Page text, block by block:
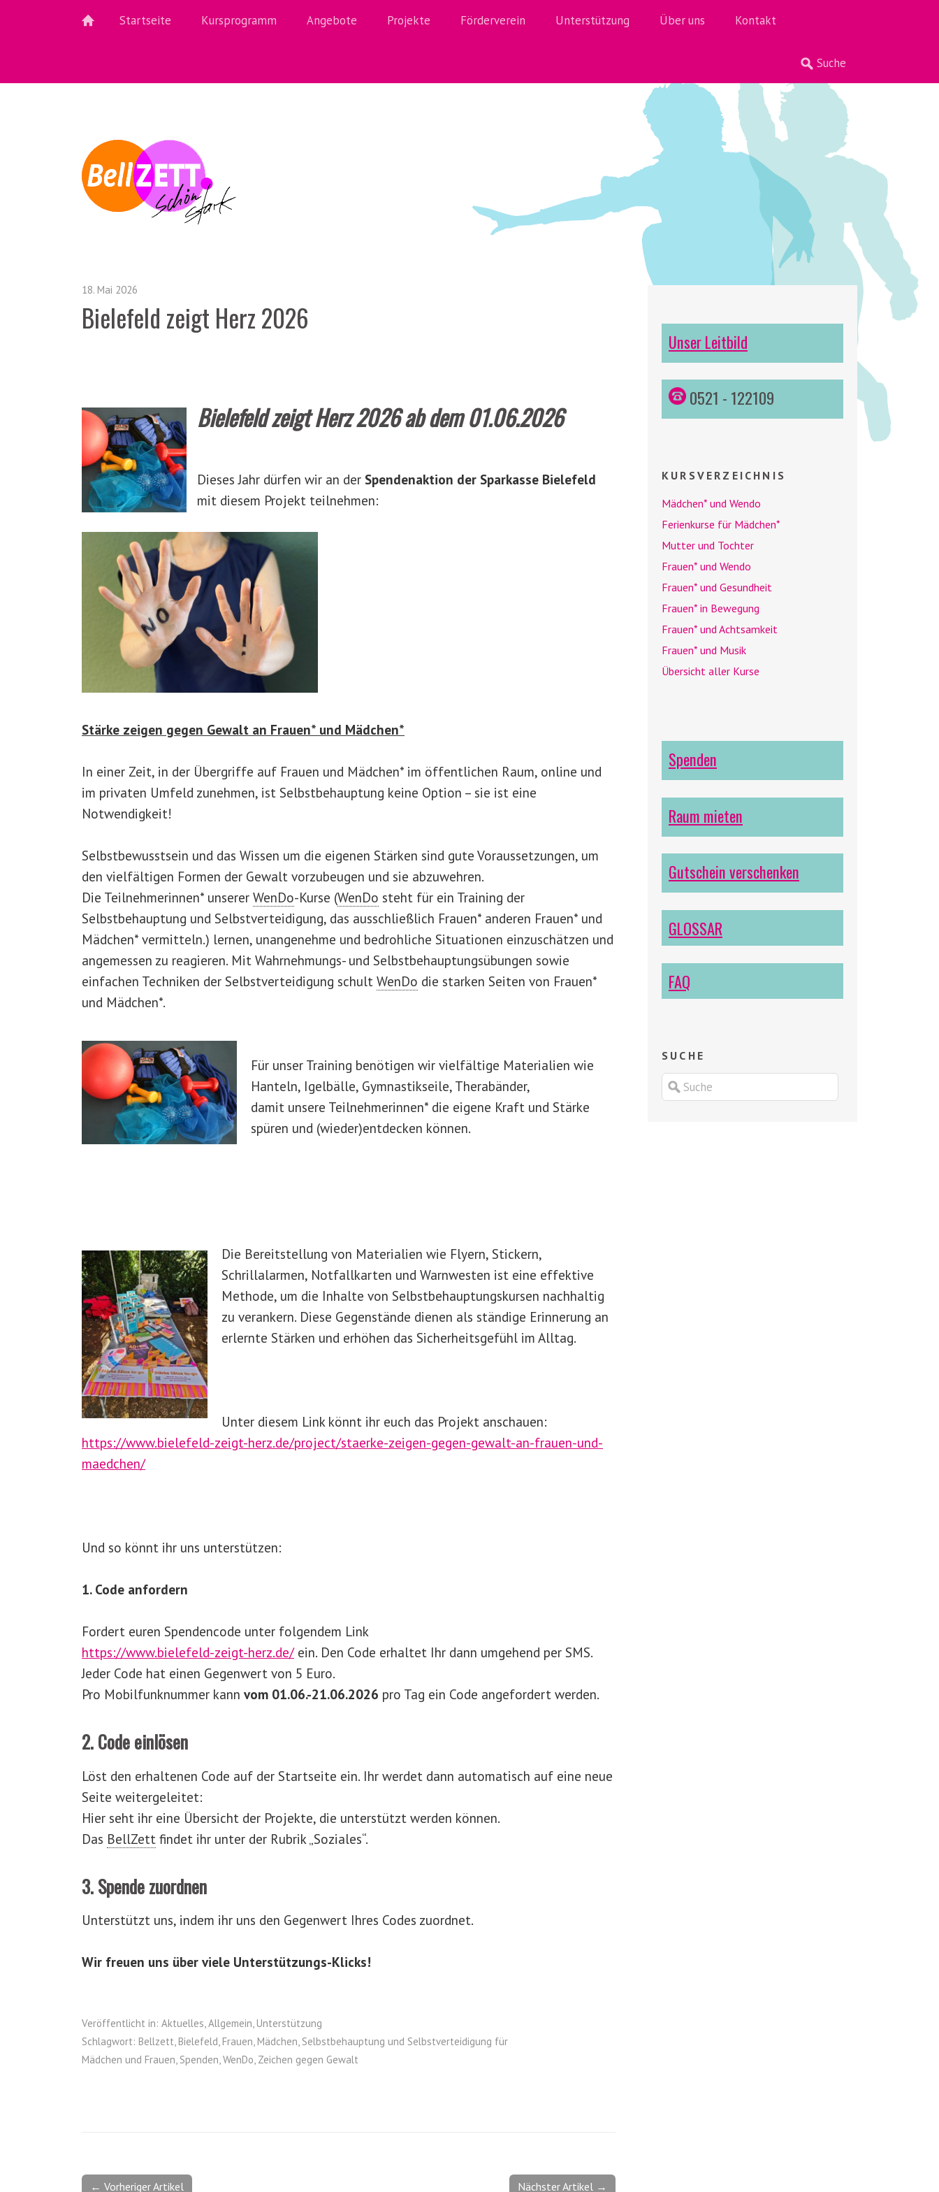
Startseite Kursprogramm Angebote Projekte Förderverein Unterstützung Über uns Kontakt
18. Mai 2026
Bielefeld zeigt Herz 2026
Bielefeld zeigt Herz 2026 ab dem 01.06.2026
Dieses Jahr dürfen wir an der Spendenaktion der Sparkasse Bielefeld
mit diesem Projekt teilnehmen:
Stärke zeigen gegen Gewalt an Frauen* und Mädchen*
In einer Zeit, in der Übergriffe auf Frauen und Mädchen* im öffentlichen Raum, online und
im privaten Umfeld zunehmen, ist Selbstbehauptung keine Option – sie ist eine
Notwendigkeit!
Selbstbewusstsein und das Wissen um die eigenen Stärken sind gute Voraussetzungen, um
den vielfältigen Formen der Gewalt vorzubeugen und sie abzuwehren.
Die Teilnehmerinnen* unserer WenDo-Kurse (WenDo steht für ein Training der
Selbstbehauptung und Selbstverteidigung, das ausschließlich Frauen* anderen Frauen* und
Mädchen* vermitteln.) lernen, unangenehme und bedrohliche Situationen einzuschätzen und
angemessen zu reagieren. Mit Wahrnehmungs- und Selbstbehauptungsübungen sowie
einfachen Techniken der Selbstverteidigung schult WenDo die starken Seiten von Frauen*
und Mädchen*.
Für unser Training benötigen wir vielfältige Materialien wie
Hanteln, Igelbälle, Gymnastikseile, Therabänder,
damit unsere Teilnehmerinnen* die eigene Kraft und Stärke
spüren und (wieder)entdecken können.
Die Bereitstellung von Materialien wie Flyern, Stickern,
Schrillalarmen, Notfallkarten und Warnwesten ist eine effektive
Methode, um die Inhalte von Selbstbehauptungskursen nachhaltig
zu verankern. Diese Gegenstände dienen als ständige Erinnerung an
erlernte Stärken und erhöhen das Sicherheitsgefühl im Alltag.
Unter diesem Link könnt ihr euch das Projekt anschauen:
https://www.bielefeld-zeigt-herz.de/project/staerke-zeigen-gegen-gewalt-an-frauen-und-
maedchen/
Und so könnt ihr uns unterstützen:
1. Code anfordern
Fordert euren Spendencode unter folgendem Link
https://www.bielefeld-zeigt-herz.de/ein. Den Code erhaltet Ihr dann umgehend per SMS.
Jeder Code hat einen Gegenwert von 5 Euro.
Pro Mobilfunknummer kann vom 01.06.-21.06.2026 pro Tag ein Code angefordert werden.
2. Code einlösen
Löst den erhaltenen Code auf der Startseite ein. Ihr werdet dann automatisch auf eine neue
Seite weitergeleitet:
Hier seht ihr eine Übersicht der Projekte, die unterstützt werden können.
Das BellZett findet ihr unter der Rubrik „Soziales“.
3. Spende zuordnen
Unterstützt uns, indem ihr uns den Gegenwert Ihres Codes zuordnet.
Wir freuen uns über viele Unterstützungs-Klicks!
Veröffentlicht in: Aktuelles,Allgemein, Unterstützung
Schlagwort: Bellzett, Bielefeld, Frauen, Mädchen, Selbstbehauptung und Selbstverteidigung für
Mädchen und Frauen, Spenden, WenDo, Zeichen gegen Gewalt
Nächster Artikel →
← Vorheriger Artikel
Unser Leitbild
0521 - 122109
KURSVERZEICHNIS
Mädchen* und Wendo
Ferienkurse für Mädchen*
Mutter und Tochter
Frauen* und Wendo
Frauen* und Gesundheit
Frauen* in Bewegung
Frauen* und Achtsamkeit
Frauen* und Musik
Übersicht aller Kurse
Spenden
Raum mieten
Gutschein verschenken
GLOSSAR
FAQ
SUCHE